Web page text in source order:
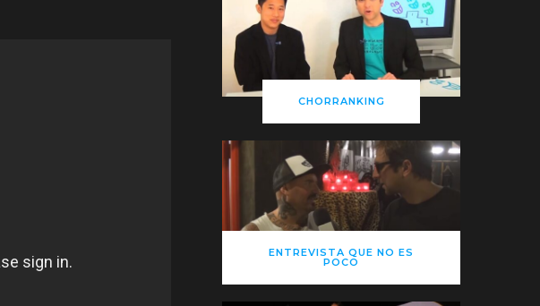
CHORRANKING
ENTREVISTA QUE NO ES
POCO